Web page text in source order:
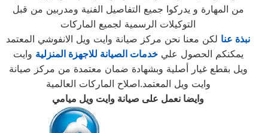
من المهارة و يدركوا جميع التفاصيل الفنية ومدربين من قبل
التوكيلات الرسمية لجميع الماركات
نبذة عنا لكن معنا نحن مركز صيانة وايت ويل الانفوشي المعتمد
يمكنكم الحصول عليخدمات الصيانة للاجهزة المنزلية وايت
ويل بقطع غيار أصلية وبشهادة ضمان معتمدة من مركز صيانة
وايت ويل المعتمد.اصلاح الماركات العالمية
وايضا نعمل على صيانة وايت ويل ميامي